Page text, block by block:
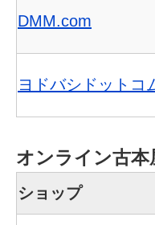
DMM.com
ヨドバシドットコ
オンライン古本
ショップ